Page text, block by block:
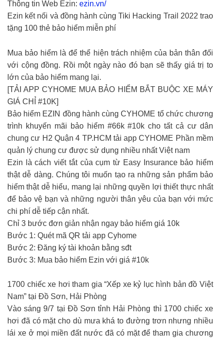
Thông tin Web Ezin: ezin.vn/
Ezin kết nối và đồng hành cùng Tiki Hacking Trail 2022 trao
tặng 100 thẻ bảo hiểm miễn phí
Mua bảo hiểm là để thể hiện trách nhiệm của bản thân đối
với cộng đồng. Rồi một ngày nào đó bạn sẽ thấy giá trị to
lớn của bảo hiểm mang lại.
[TẢI APP CYHOME MUA BẢO HIỂM BẮT BUỘC XE MÁY
GIÁ CHỈ #10K]
Bảo hiểm EZIN đồng hành cùng CYHOME tổ chức chương
trình khuyến mãi bảo hiểm #66k #10k cho tất cả cư dân
chung cư H2 Quận 4 TP.HCM tải app CYHOME Phần mềm
quản lý chung cư được sử dụng nhiều nhất Việt nam
Ezin là cách viết tắt của cụm từ Easy Insurance bảo hiểm
thật dễ dàng. Chúng tôi muốn tạo ra những sản phẩm bảo
hiểm thật dễ hiểu, mang lại những quyền lợi thiết thực nhất
để bảo vệ bạn và những người thân yêu của bạn với mức
chi phí dễ tiếp cận nhất.
Chỉ 3 bước đơn giản nhận ngay bảo hiểm giá 10k
Bước 1: Quét mã QR tải app Cyhome
Bước 2: Đăng ký tài khoản bằng sđt
Bước 3: Mua bảo hiểm Ezin với giá #10k
1700 chiếc xe hơi tham gia “Xếp xe kỷ lục hình bản đồ Việt
Nam” tại Đồ Sơn, Hải Phòng
Vào sáng 9/7 tại Đồ Sơn tỉnh Hải Phòng thì 1700 chiếc xe
hơi đã có mặt cho dù mưa khá to đường trơn nhưng nhiều
lái xe ở mọi miền đất nước đã có mặt để tham gia chương